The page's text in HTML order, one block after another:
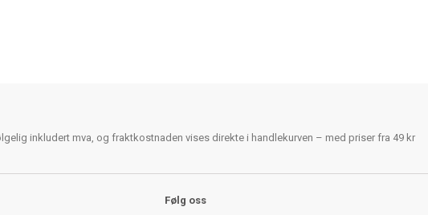
inkludert mva, og fraktkostnaden vises direkte i handlekurven – med priser fra 49 kr
Følg oss